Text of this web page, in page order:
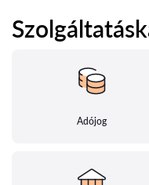
Adójog